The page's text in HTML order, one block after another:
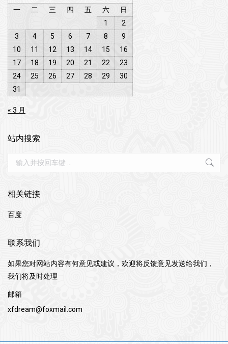
一
二 三 四 五 六
日
1
2
3
4 5 6 7 8
9
10
11 12 13 14 15
16
17
18 19 20 21 22
23
24
25 26 27 28 29
30
31
« 3 月
站内搜索
Search:
相关链接
百度
联系我们
如果您对网站内容有何意见或建议，欢迎将反馈意见发送给我们，
我们将及时处理
邮箱
xfdream@foxmail.com